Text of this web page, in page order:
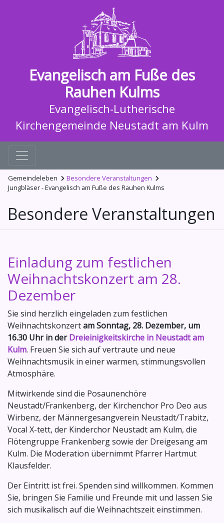
Evangelisch am Fuße des
Rauhen Kulms
Evangelisch-Lutherische
Kirchengemeinde Neustadt am Kulm
Gemeindeleben
Besondere Veranstaltungen
Jungbläser - Evangelisch am Fuße des Rauhen Kulms
Besondere Veranstaltungen
Einladung zum festlichen
Weihnachtskonzert am 28.
Dezember
Sie sind herzlich eingeladen zum festlichen
Weihnachtskonzertam Sonntag, 28. Dezember, um
16.30 Uhr in derDreieinigkeitskirche in Neustadt am
Kulm. Freuen Sie sich auf vertraute und neue
Weihnachtsmusik in einer warmen, stimmungsvollen
Atmosphäre.
Mitwirkende sind die Posaunenchöre
Neustadt/Frankenberg, der Kirchenchor Pro Deo aus
Wirbenz, der Männergesangverein Neustadt/Trabitz,
Vocal X-tett, der Kinderchor Neustadt am Kulm, die
Flötengruppe Frankenberg sowie der Dreigesang am
Kulm. Die Moderation übernimmt Pfarrer Hartmut
Klausfelder.
Der Eintritt ist frei. Spenden sind willkommen. Kommen
Sie, bringen Sie Familie und Freunde mit und lassen Sie
sich musikalisch auf die Weihnachtszeit einstimmen.